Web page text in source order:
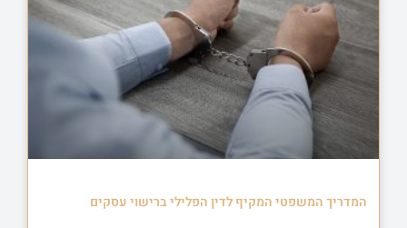
המדריך המשפטי המקיף לדין הפלילי ברישוי עסקים